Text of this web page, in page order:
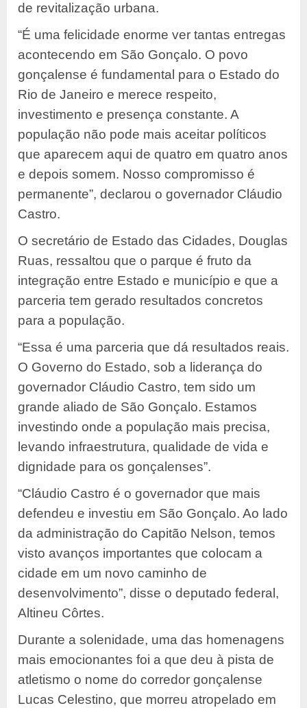
de revitalização urbana.
“É uma felicidade enorme ver tantas entregas
acontecendo em São Gonçalo. O povo
gonçalense é fundamental para o Estado do
Rio de Janeiro e merece respeito,
investimento e presença constante. A
população não pode mais aceitar políticos
que aparecem aqui de quatro em quatro anos
e depois somem. Nosso compromisso é
permanente”, declarou o governador Cláudio
Castro.
O secretário de Estado das Cidades, Douglas
Ruas, ressaltou que o parque é fruto da
integração entre Estado e município e que a
parceria tem gerado resultados concretos
para a população.
“Essa é uma parceria que dá resultados reais.
O Governo do Estado, sob a liderança do
governador Cláudio Castro, tem sido um
grande aliado de São Gonçalo. Estamos
investindo onde a população mais precisa,
levando infraestrutura, qualidade de vida e
dignidade para os gonçalenses”.
“Cláudio Castro é o governador que mais
defendeu e investiu em São Gonçalo. Ao lado
da administração do Capitão Nelson, temos
visto avanços importantes que colocam a
cidade em um novo caminho de
desenvolvimento”, disse o deputado federal,
Altineu Côrtes.
Durante a solenidade, uma das homenagens
mais emocionantes foi a que deu à pista de
atletismo o nome do corredor gonçalense
Lucas Celestino, que morreu atropelado em